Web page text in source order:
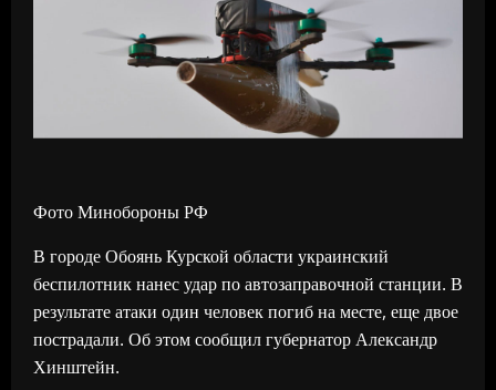
Фото Минобороны РФ
В городе Обоянь Курской области украинский
беспилотник нанес удар по автозаправочной станции. В
результате атаки один человек погиб на месте, еще двое
пострадали. Об этом сообщил губернатор Александр
Хинштейн.